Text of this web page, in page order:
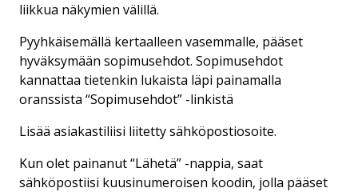
liikkua näkymien välillä.
Pyyhkäisemällä kertaalleen vasemmalle, pääset
hyväksymään sopimusehdot. Sopimusehdot
kannattaa tietenkin lukaista läpi painamalla
oranssista “Sopimusehdot” -linkistä
Lisää asiakastiliisi liitetty sähköpostiosoite.
Kun olet painanut “Lähetä” -nappia, saat
sähköpostiisi kuusinumeroisen koodin, jolla pääset